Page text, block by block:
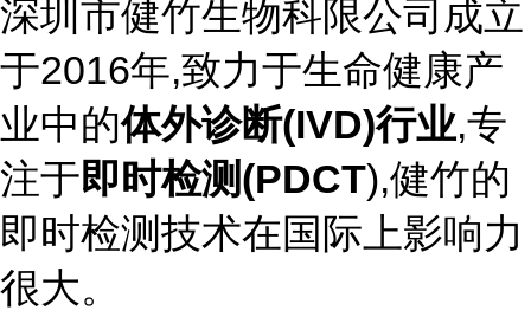
深圳市健竹生物科限公司成立
于2016年,致力于生命健康产
业中的体外诊断(IVD)行业,专
注于即时检测(PDCT),健竹的
即时检测技术在国际上影响力
很大。